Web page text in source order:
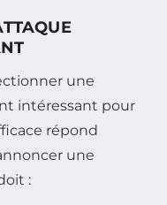
une
intéressant pour
répond
une
: